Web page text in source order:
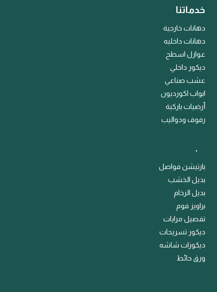
خدماتنا
دهانات خارجية
دهانات داخليه
عوازل اسطح
ديكور داخلي
عشب صناعي
ابواب اكورديون
أرضيات باركية
رفوف ودواليب
﹒
بارتيشن فواصل
بديل الخشب
بديل الرخام
براويز فوم
تفصيل مرايات
ديكور تسريحات
ديكورات شاشه
ورق حائط